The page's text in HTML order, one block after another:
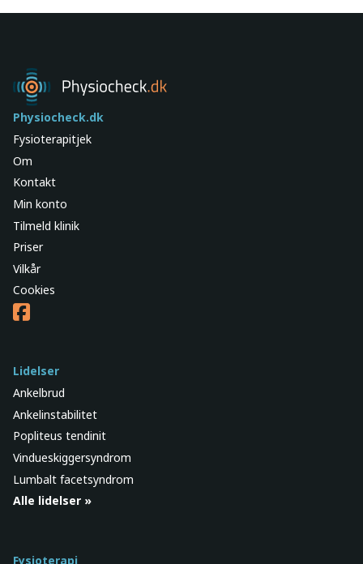
Physiocheck.dk
Fysioterapitjek
Om
Kontakt
Min konto
Tilmeld klinik
Priser
Vilkår
Cookies
Lidelser
Ankelbrud
Ankelinstabilitet
Popliteus tendinit
Vindueskiggersyndrom
Lumbalt facetsyndrom
Alle lidelser »
Fysioterapi